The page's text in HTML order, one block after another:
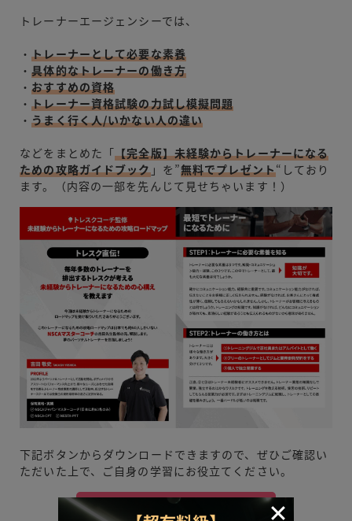
トレーナーエージェンシーでは、
・トレーナーとして必要な素養
・具体的なトレーナーの働き方
・おすすめの資格
・トレーナー資格試験の力試し模擬問題
・うまく行く人/いかない人の違い
などをまとめた「【完全版】未経験からトレーナーになる
ための攻略ガイドブック」を”無料でプレゼント“しており
ます。（内容の一部を先んじて見せちゃいます！）
下記ボタンからダウンロードできますので、ぜひご確認い
ただいた上で、ご自身の学習にお役立てください。
ダウンロードはこちら